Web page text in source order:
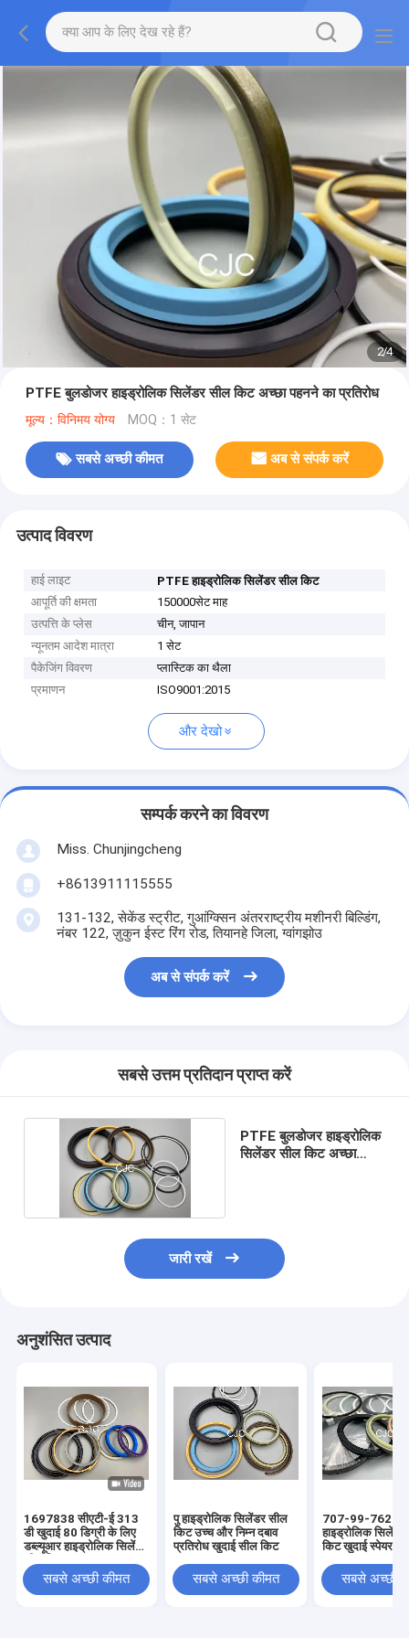
2/4
PTFE बुलडोजर हाइड्रोलिक सिलेंडर सील किट अच्छा पहनने का प्रतिरोध
मूल्य：विनिमय योग्य MOQ：1 सेट
सबसे अच्छी कीमत अब से संपर्क करें
उत्पाद विवरण
हाई लाइट
PTFE हाइड्रोलिक सिलेंडर सील किट
आपूर्ति की क्षमता
150000सेट माह
उत्पत्ति के प्लेस
चीन, जापान
न्यूनतम आदेश मात्रा
1 सेट
पैकेजिंग विवरण
प्लास्टिक का थैला
प्रमाणन
ISO9001:2015
और देखो
सम्पर्क करने का विवरण
Miss. Chunjingcheng
+8613911115555
131-132, सेकेंड स्ट्रीट, गुआंग्क्सिन अंतरराष्ट्रीय मशीनरी बिल्डिंग,
नंबर 122, ज़ुकुन ईस्ट रिंग रोड, तियानहे जिला, ग्वांगझोउ
अब से संपर्क करें
सबसे उत्तम प्रतिदान प्राप्त करें
PTFE बुलडोजर हाइड्रोलिक
सिलेंडर सील किट अच्छा
जारी रखें
अनुशंसित उत्पाद
1697838 सीएटी-ई 313
डी खुदाई 80 डिग्री के लिए
डब्ल्यूआर हाइड्रोलिक सिलेंडर
सबसे अच्छी कीमत
पु हाइड्रोलिक सिलेंडर सील
किट उच्च और निम्न दबाव
प्रतिरोध खुदाई सील किट
सबसे अच्छी कीमत
707-99-76260
हाइड्रोलिक
किट खुदाई स्पेयर
सबसे अच्छी